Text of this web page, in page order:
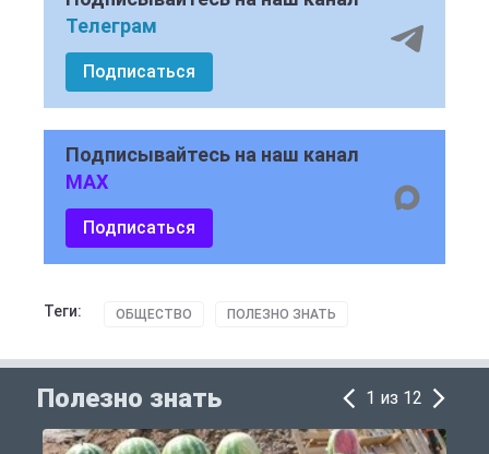
Телеграм
Подписаться
Подписывайтесь на наш канал
MAX
Подписаться
Теги: ОБЩЕСТВО ПОЛЕЗНО ЗНАТЬ
Полезно знать 1 из 12